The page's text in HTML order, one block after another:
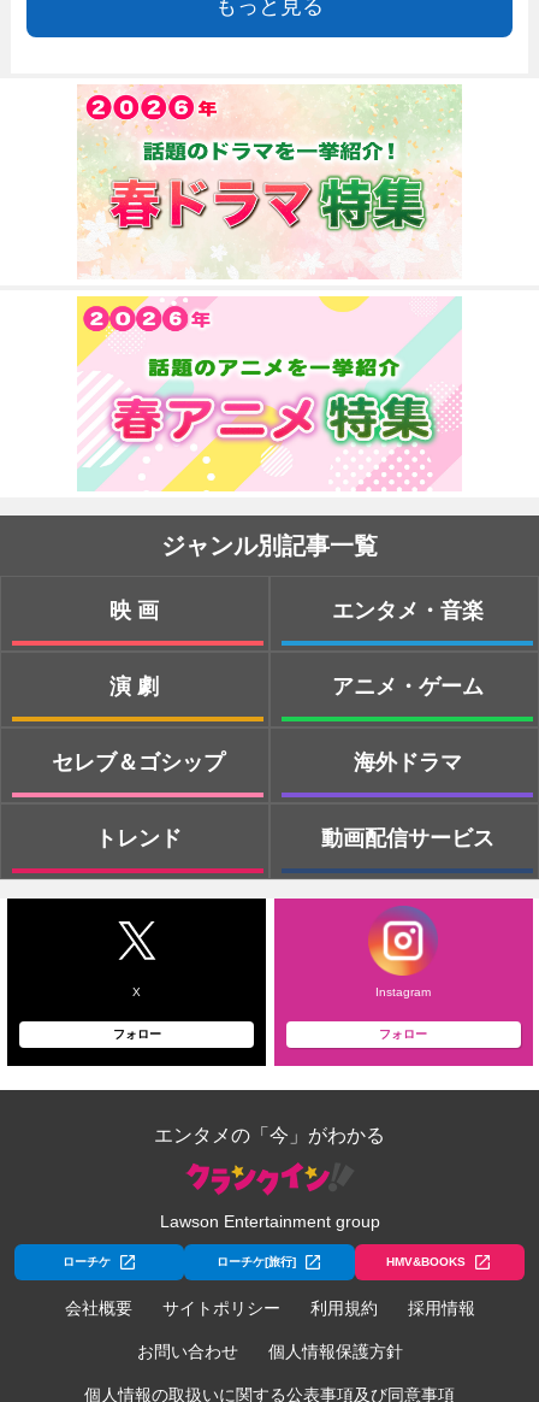
もっと見る
ジャンル別記事一覧
映画
演劇
セレブ＆ゴシップ
トレンド
エンタメ・音楽
アニメ・ゲーム
海外ドラマ
動画配信サービス
X
フォロー
Instagram
フォロー
エンタメの「今」がわかる
Lawson Entertainment group
ローチケ ローチケ[旅行] HMV&BOOKS
会社概要 サイトポリシー 利用規約 採用情報
お問い合わせ 個人情報保護方針
個人情報の取扱いに関する公表事項及び同意事項